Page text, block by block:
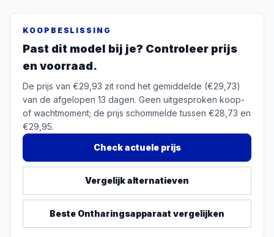
KOOPBESLISSING
Past dit model bij je? Controleer prijs
en voorraad.
De prijs van €29,93 zit rond het gemiddelde (€29,73)
van de afgelopen 13 dagen. Geen uitgesproken koop-
of wachtmoment; de prijs schommelde tussen €28,73 en
€29,95.
Check actuele prijs
Vergelijk alternatieven
Beste Ontharingsapparaat vergelijken